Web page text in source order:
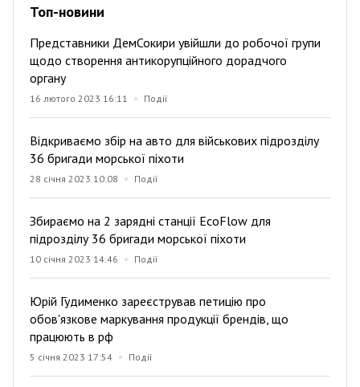
Топ-новини
Представники ДемСокири увійшли до робочої групи
щодо створення антикорупційного дорадчого
органу
16 лютого 2023 16:11 Події
Відкриваємо збір на авто для військових підрозділу
36 бригади морської піхоти
28 січня 2023 10:08 Події
Збираємо на 2 зарядні станції EcoFlow для
підрозділу 36 бригади морської піхоти
10 січня 2023 14:46 Події
Юрій Гудименко зареєстрував петицію про
обов'язкове маркування продукції брендів, що
працюють в рф
5 січня 2023 17:54 Події